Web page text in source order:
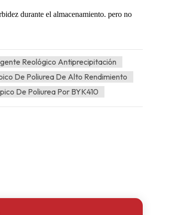
durante el almacenamiento. pero no
Reológico Antiprecipitación
De Poliurea De Alto Rendimiento
De Poliurea Por BYK410